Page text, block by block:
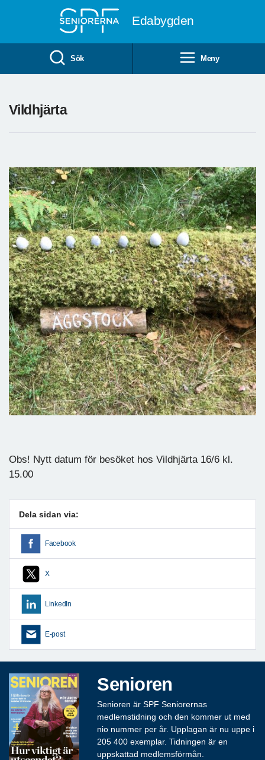
Edabygden
Sök Meny
Vildhjärta
Obs! Nytt datum för besöket hos Vildhjärta 16/6 kl.
15.00
Dela sidan via:
Facebook
X
LinkedIn
E-post
Senioren
Senioren är SPF Seniorernas
medlemstidning och den kommer ut med
nio nummer per år. Upplagan är nu uppe i
205 400 exemplar. Tidningen är en
uppskattad medlemsförmån.